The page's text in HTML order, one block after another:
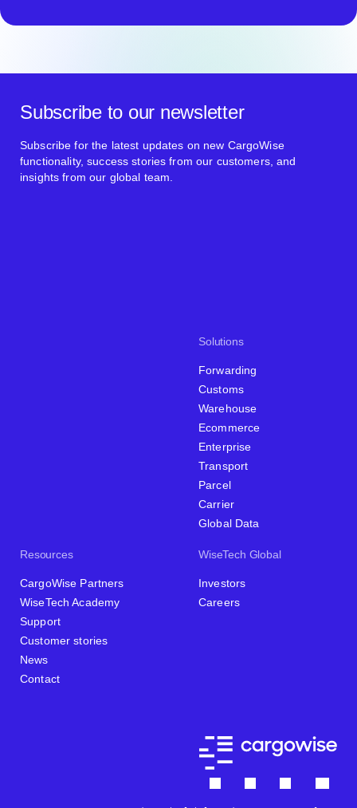
Solutions
Forwarding
Customs
Warehouse
Ecommerce
Enterprise
Transport
Parcel
Carrier
Global Data
Resources
CargoWise Partners
WiseTech Academy
Support
Customer stories
News
Contact
WiseTech Global
Investors
Careers
Subscribe to our newsletter
Subscribe for the latest updates on new CargoWise
functionality, success stories from our customers, and
insights from our global team.